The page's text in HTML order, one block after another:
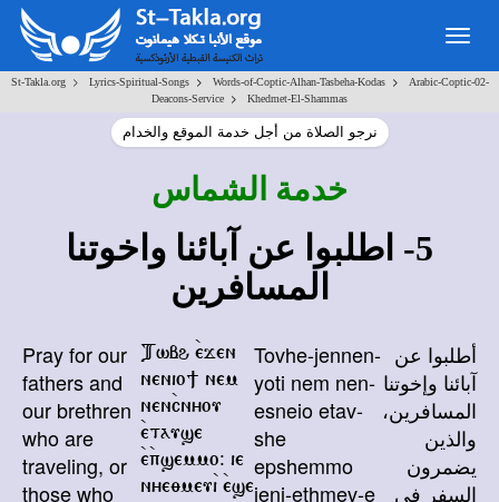
St-Takla.org> Lyrics-Spiritual-Songs> Words-of-Coptic-Alhan-Tasbeha-Kodas>
Arabic-Coptic-02-
Deacons-Service
> Khedmet-El-Shammas
نرجو الصلاة من أجل خدمة الموقع والخدام
خدمة الشماس
5- اطلبوا عن آبائنا واخوتنا
المسافرين
Pray for our
fathers and
our brethren
who are
traveling, or
those who
Twbh `ejen
nenio] nem
nen`cnyou
`etause
`e`psemmo@ ie
nye;meu`i `ese
Tovhe-jennen-
yoti nem nen-
esneio etav-
she
epshemmo
ieni-ethmev-e
أطلبوا عن
آبائنا وإخوتنا
المسافرين،
والذين
يضمرون
السفر فى